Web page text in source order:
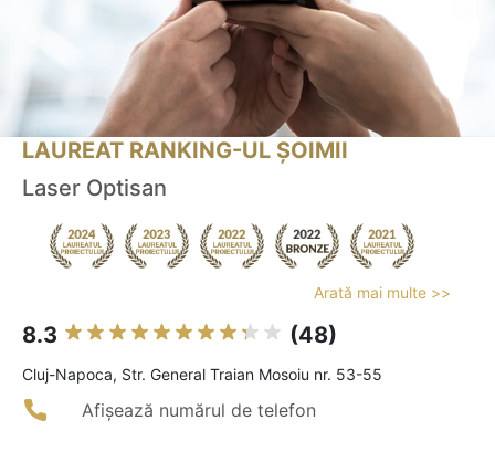
LAUREAT RANKING-UL ȘOIMII
Laser Optisan
Arată mai multe >>
8.3 (48)
Cluj-Napoca, Str. General Traian Mosoiu nr. 53-55
Afișează numărul de telefon